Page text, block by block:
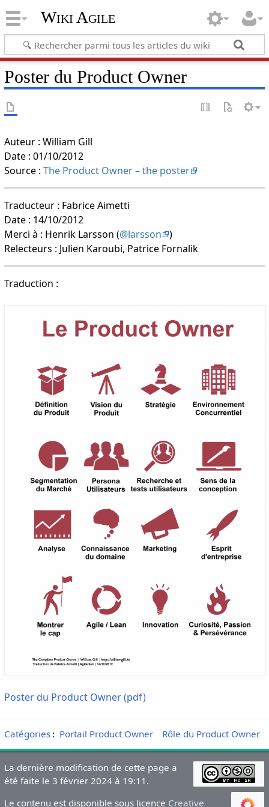
Wiki Agile
Poster du Product Owner
Auteur : William Gill
Date : 01/10/2012
Source : The Product Owner – the poster
Traducteur : Fabrice Aimetti
Date : 14/10/2012
Merci à : Henrik Larsson (@larsson
)
Relecteurs : Julien Karoubi, Patrice Fornalik
Traduction :
Poster du Product Owner (pdf)
Catégories: Portail Product Owner Rôle du Product Owner
La dernière modification de cette page a
été faite le 3 février 2024 à 19:11.
Le contenu est disponible sous licence Creative